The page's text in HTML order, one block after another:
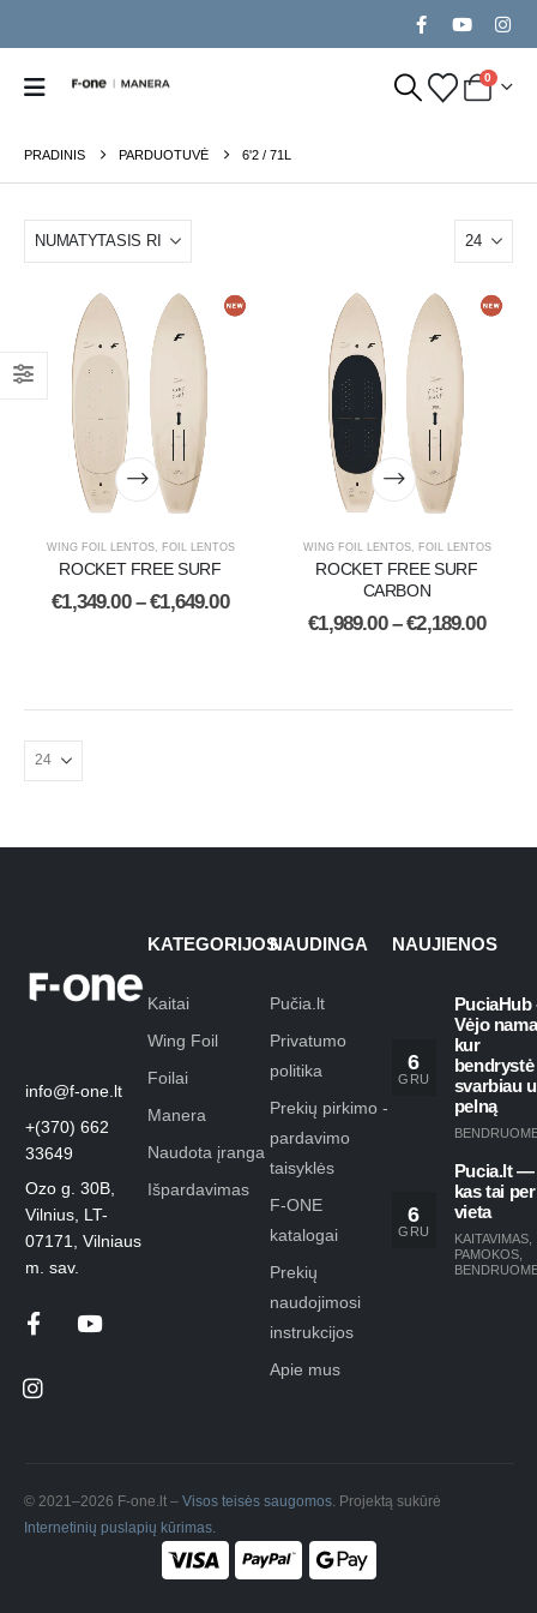
0
PRADINIS PARDUOTUVĖ 6'2 / 71L
WING FOIL LENTOS, FOIL LENTOS
ROCKET FREE SURF
€1,349.00 – €1,649.00
WING FOIL LENTOS, FOIL LENTOS
ROCKET FREE SURF
CARBON
€1,989.00 – €2,189.00
info@f-one.lt
+(370) 662
33649
Ozo g. 30B,
Vilnius, LT-
07171, Vilniaus
m. sav.
KATEGORIJOS
Kaitai
Wing Foil
Foilai
Manera
Naudota įranga
Išpardavimas
NAUDINGA
Pučia.lt
Privatumo
politika
Prekių pirkimo -
pardavimo
taisyklės
F-ONE
katalogai
Prekių
naudojimosi
instrukcijos
Apie mus
NAUJIENOS
6
GRU
PuciaHub
Vėjo
kur
bendrystė
svarbiau
pelną
6
GRU
Pucia.lt —
kas tai per
vieta
KAITAVIMAS
PAMOKOS
© 2021–2026 F-one.lt – Visos teisės saugomos . Projektą sukūrė
Internetinių puslapių kūrimas